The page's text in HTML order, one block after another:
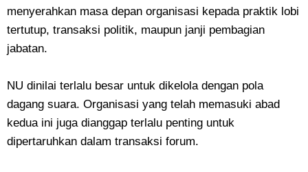
menyerahkan masa depan organisasi kepada praktik lobi
tertutup, transaksi politik, maupun janji pembagian
jabatan.
NU dinilai terlalu besar untuk dikelola dengan pola
dagang suara. Organisasi yang telah memasuki abad
kedua ini juga dianggap terlalu penting untuk
dipertaruhkan dalam transaksi forum.